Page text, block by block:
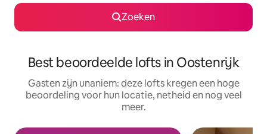
Zoeken
Best beoordeelde lofts in Oostenrijk
Gasten zijn unaniem: deze lofts kregen een hoge
beoordeling voor hun locatie, netheid en nog veel
meer.